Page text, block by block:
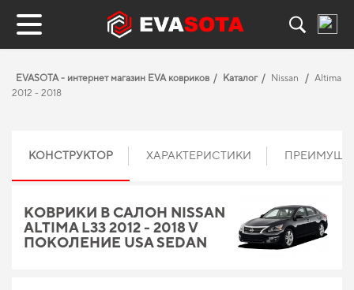
EVASOTA - интернет магазин EVA ковриков Каталог Nissan
Altima
2012 - 2018
КОНСТРУКТОР ХАРАКТЕРИСТИКИ
КОВРИКИ В САЛОН NISSAN
ALTIMA L33 2012 - 2018 V
ПОКОЛЕНИЕ USA SEDAN